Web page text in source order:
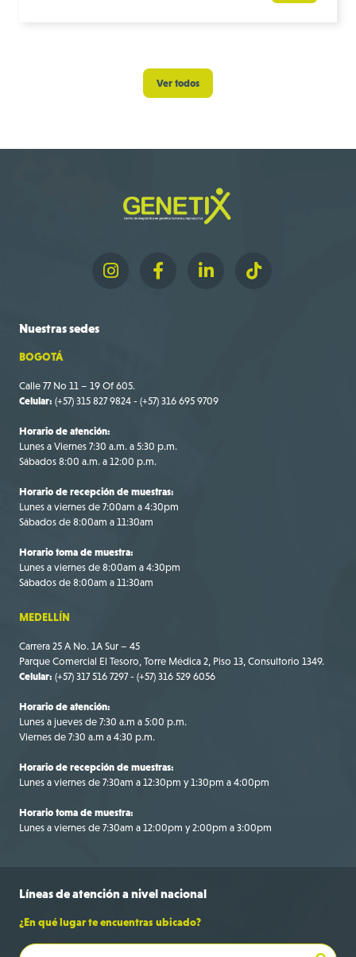
Ver todos
Nuestrassedes
BOGOTÁ
Calle 77 No 11 – 19 Of 605.
Celular: (+57) 315 827 9824 - (+57) 316 695 9709
Horario de atención:
Lunes a Viernes 7:30 a.m. a 5:30 p.m.
Sábados 8:00 a.m. a 12:00 p.m.
Horario de recepción de muestras:
Lunes a viernes de 7:00am a 4:30pm
Sábados de 8:00am a 11:30am
Horario toma de muestra:
Lunes a viernes de 8:00am a 4:30pm
Sábados de 8:00am a 11:30am
MEDELLÍN
Carrera 25 A No. 1A Sur – 45
Parque Comercial El Tesoro, Torre Médica 2, Piso 13, Consultorio 1349.
Celular: (+57) 317 516 7297 - (+57) 316 529 6056
Horario de atención:
Lunes a jueves de 7:30 a.m a 5:00 p.m.
Viernes de 7:30 a.m a 4:30 p.m.
Horario de recepción de muestras:
Lunes a viernes de 7:30am a 12:30pm y 1:30pm a 4:00pm
Horario toma de muestra:
Lunes a viernes de 7:30am a 12:00pm y 2:00pm a 3:00pm
Líneas deatención anivel nacional
¿En qué lugar te encuentras ubicado?